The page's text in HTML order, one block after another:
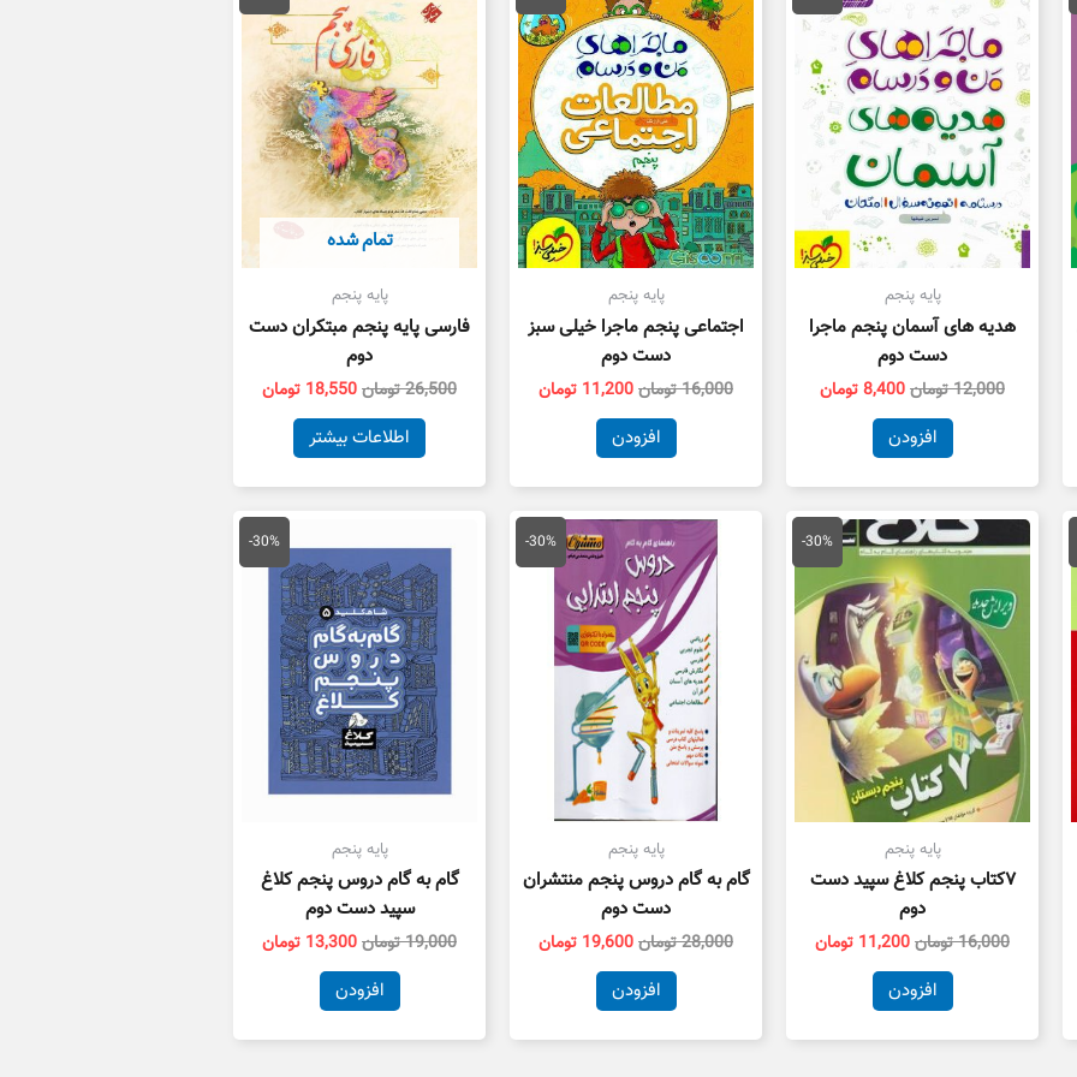
16,100 تومان
پایه پنجم
هدیه های آسمان پنجم ماجرا
دست دوم
12,000تومان
12,000 تومان
بود.
8,400تومان
8,400 تومان
است.
افزودن
پایه پنجم
اجتماعی پنجم ماجرا خیلی سبز
دست دوم
16,000تومان
16,000 تومان
بود.
11,200 تومان
است.
افزودن
تمام شده
پایه پنجم
فارسی پایه پنجم مبتکران دست
دوم
26,500تومان
26,500 تومان
بود.
18,550 تومان
اطلاعات بیشتر
8,400 تومان
-30%
پایه پنجم
۷کتاب پنجم کلاغ سپید دست
دوم
16,000تومان
قیمت
اصلی
16,000 تومان
بود.
11,200 تومان
قیمت
فعلی
افزودن
-30%
پایه پنجم
گام به گام دروس پنجم منتشران
دست دوم
28,000تومان
قیمت
اصلی
28,000 تومان
بود.
19,600 تومان
قیمت
فعلی
افزودن
-30%
پایه پنجم
گام به گام دروس پنجم کلاغ
سپید دست دوم
19,000تومان
19,000 تومان
بود.
13,300 تومان
قیمت
فعلی
افزودن